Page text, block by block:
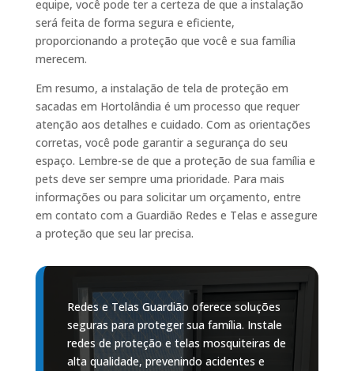
equipe, você pode ter a certeza de que a instalação
será feita de forma segura e eficiente,
proporcionando a proteção que você e sua família
merecem.
Em resumo, a instalação de tela de proteção em
sacadas em Hortolândia é um processo que requer
atenção aos detalhes e cuidado. Com as orientações
corretas, você pode garantir a segurança do seu
espaço. Lembre-se de que a proteção de sua família e
pets deve ser sempre uma prioridade. Para mais
informações ou para solicitar um orçamento, entre
em contato com a Guardião Redes e Telas e assegure
a proteção que seu lar precisa.
Redes e Telas Guardião oferece soluções
seguras para proteger sua família. Instale
redes de proteção e telas mosquiteiras de
alta qualidade, prevenindo acidentes e